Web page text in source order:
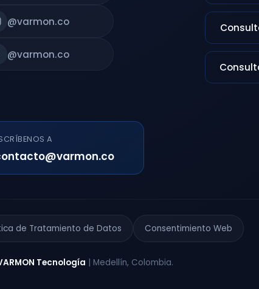
@varmon.co
@varmon.co
A
de Tratamiento de Datos Consentimiento Web
Tecnología | Medellín, Colombia.